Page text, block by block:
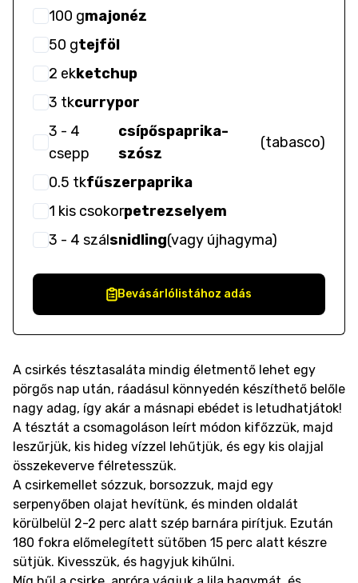
100 gmajonéz
50 gtejföl
2 ekketchup
3 tkcurrypor
3 - 4
csepp
csípőspaprika-
szósz
(tabasco)
0.5 tkfűszerpaprika
1 kis csokorpetrezselyem
3 - 4 szálsnidling(vagy újhagyma)
Bevásárlólistához adás
A csirkés tésztasaláta mindig életmentő lehet egy
pörgős nap után, ráadásul könnyedén készíthető belőle
nagy adag, így akár a másnapi ebédet is letudhatjátok!
A tésztát a csomagoláson leírt módon kifőzzük, majd
leszűrjük, kis hideg vízzel lehűtjük, és egy kis olajjal
összekeverve félretesszük.
A csirkemellet sózzuk, borsozzuk, majd egy
serpenyőben olajat hevítünk, és minden oldalát
körülbelül 2-2 perc alatt szép barnára pirítjuk. Ezután
180 fokra előmelegített sütőben 15 perc alatt készre
sütjük. Kivesszük, és hagyjuk kihűlni.